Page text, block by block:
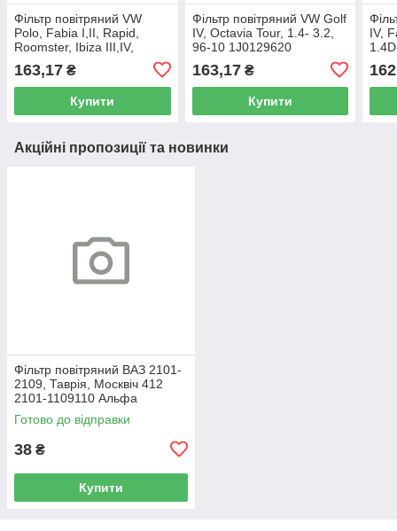
Фільтр повітряний VW
Polo, Fabia I,II, Rapid,
Roomster, Ibiza III,IV,
6Y0129620
163,17 ₴
Купити
Фільтр повітряний VW Golf
IV, Octavia Tour, 1.4- 3.2,
96-10 1J0129620
163,17₴
Купити
IV,
Акційні пропозиції та новинки
Фільтр повітряний ВАЗ 2101-
2109, Таврія, Москвіч 412
2101-1109110 Альфа
Готово до відправки
38 ₴
Купити